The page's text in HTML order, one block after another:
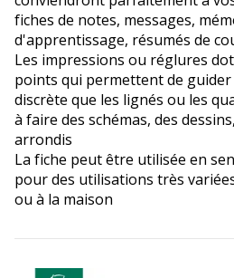
fiches de notes, messages,
d'apprentissage, résumés de
Les impressions ou réglures
points qui permettent de
discrète que les lignés ou les
à faire des schémas, des
arrondis
La fiche peut être utilisée en
pour des utilisations très
ou à la maison